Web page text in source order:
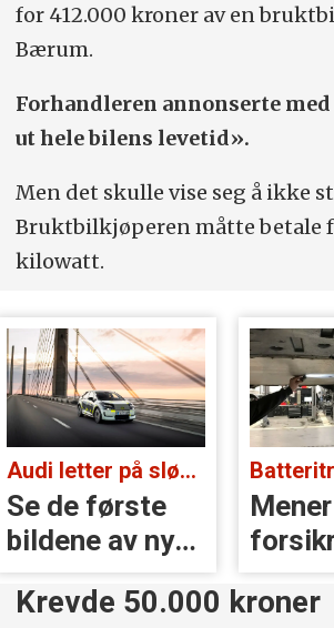
for 412.000 kroner av en
Bærum.
Forhandleren annonserte
ut hele bilens levetid».
Men det skulle vise seg å ikke
Bruktbilkjøperen måtte betale
kilowatt.
Audi letter på sløret:
Se de første
bildene av nye
A2 e-tron
Krevde 50.000 kroner